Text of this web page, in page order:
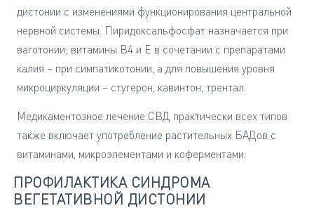
дистонии с изменениями функционирования центральной
нервной системы. Пиридоксальфосфат назначается при
ваготонии; витамины В4 и Е в сочетании с препаратами
калия – при симпатикотонии, а для повышения уровня
микроциркуляции – стугерон, кавинтон, трентал.
Медикаментозное лечение СВД практически всех типов
также включает употребление растительных БАДов с
витаминами, микроэлементами и коферментами.
ПРОФИЛАКТИКА СИНДРОМА
ВЕГЕТАТИВНОЙ ДИСТОНИИ